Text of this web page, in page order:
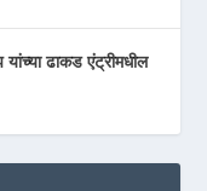
यांच्या ढाकड एंट्रीमधील